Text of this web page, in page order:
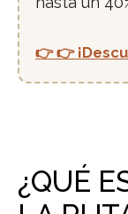
👉 👉
¿QUÉ